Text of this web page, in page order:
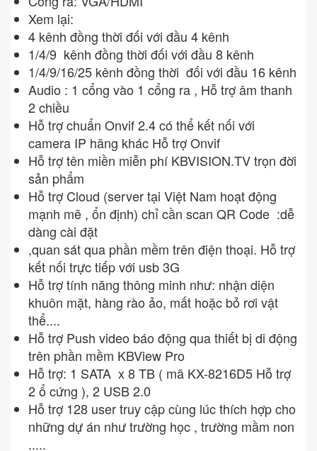
Xem lại:
4 kênh đồng thời đối với đầu 4 kênh
1/4/9 kênh đồng thời đối với đầu 8 kênh
1/4/9/16/25 kênh đồng thời đối với đầu 16 kênh
Audio : 1 cổng vào 1 cổng ra , Hỗ trợ âm thanh
2 chiều
Hỗ trợ chuẩn Onvif 2.4 có thể kết nối với
camera IP hãng khác Hỗ trợ Onvif
Hỗ trợ tên miền miễn phí KBVISION.TV trọn đời
sản phẩm
Hỗ trợ Cloud (server tại Việt Nam hoạt động
mạnh mẽ , ổn định) chỉ cần scan QR Code :dễ
dàng cài đặt
,quan sát qua phần mềm trên điện thoại. Hỗ trợ
kết nối trực tiếp với usb 3G
Hỗ trợ tính năng thông minh như: nhận diện
khuôn mặt, hàng rào ảo, mất hoặc bỏ rơi vật
thể....
Hỗ trợ Push video báo động qua thiết bị di động
trên phần mềm KBView Pro
Hỗ trợ: 1 SATA x 8 TB ( mã KX-8216D5 Hỗ trợ
2 ổ cứng ), 2 USB 2.0
Hỗ trợ 128 user truy cập cùng lúc thích hợp cho
những dự án như trường học , trường mầm non
.....